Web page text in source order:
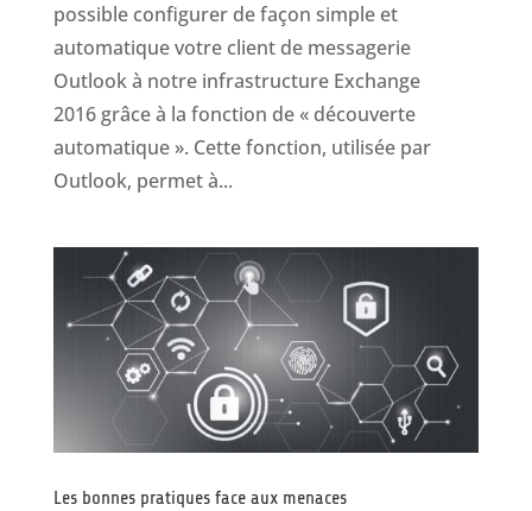
possible configurer de façon simple et
automatique votre client de messagerie
Outlook à notre infrastructure Exchange
2016 grâce à la fonction de « découverte
automatique ». Cette fonction, utilisée par
Outlook, permet à...
Les bonnes pratiques face aux menaces